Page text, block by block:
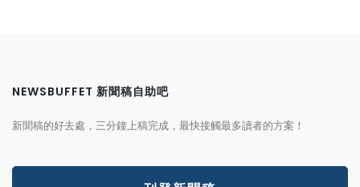
NEWSBUFFET 新聞稿自助吧
新聞稿的好去處，三分鐘上稿完成，最快接觸最多讀者的方案！